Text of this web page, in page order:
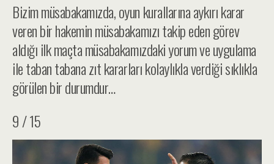
Bizim müsabakamızda, oyun kurallarına aykırı karar
veren bir hakemin müsabakamızı takip eden görev
aldığı ilk maçta müsabakamızdaki yorum ve uygulama
ile taban tabana zıt kararları kolaylıkla verdiği sıklıkla
görülen bir durumdur…
9 / 15